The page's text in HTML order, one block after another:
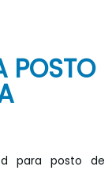
POSTO
para posto de